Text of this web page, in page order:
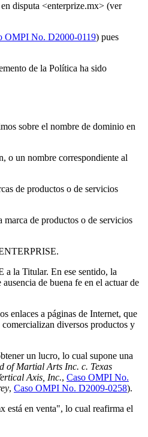
disputa <enterprize.mx> (ver
OMPI No. D2000-0119) pues
de la Política ha sido
sobre el nombre de dominio en
o un nombre correspondiente al
de productos o de servicios
de productos o de servicios
la Titular. En ese sentido, la
de buena fe en el actuar de
enlaces a páginas de Internet, que
diversos productos y
un lucro, lo cual supone una
of Martial Arts Inc. c. Texas
Axis, Inc., Caso OMPI No.
, Caso OMPI No. D2009-0258).
está en venta", lo cual reafirma el